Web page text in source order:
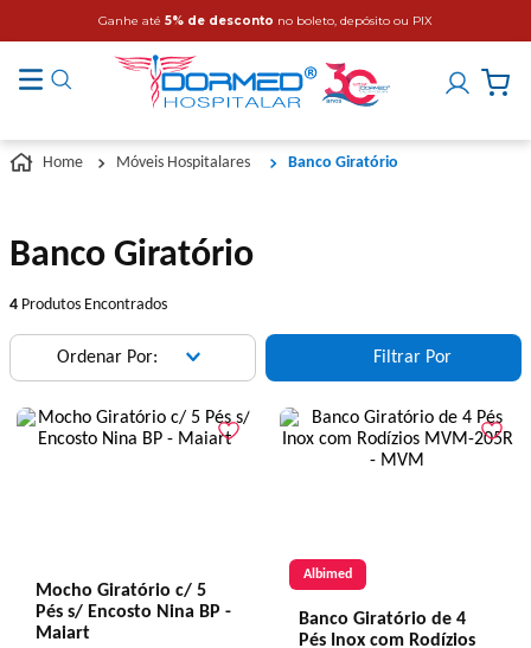
Ganhe até 5% de desconto no boleto, depósito ou PIX
Móveis Hospitalares Banco Giratório
Banco Giratório
4 Produtos Encontrados
Mocho Giratório c/ 5
Pés s/ Encosto Nina BP -
Maiart
Albimed
Banco Giratório de 4
Pés Inox com Rodízios